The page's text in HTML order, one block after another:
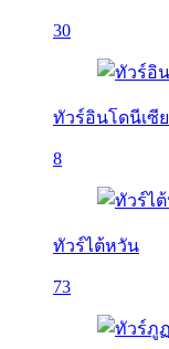
30
ทัวร์อินโดนีเซีย
8
ทัวร์ไต้หวัน
73